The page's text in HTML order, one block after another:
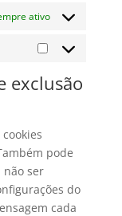
ativo
Marketing
exclusão
pode
não ser
do
cada